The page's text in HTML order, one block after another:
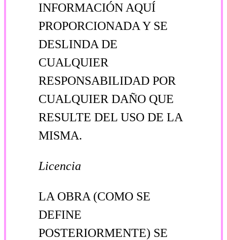
INFORMACIÓN AQUÍ
PROPORCIONADA Y SE
DESLINDA DE
CUALQUIER
RESPONSABILIDAD POR
CUALQUIER DAÑO QUE
RESULTE DEL USO DE LA
MISMA.
Licencia
LA OBRA (COMO SE
DEFINE
POSTERIORMENTE) SE